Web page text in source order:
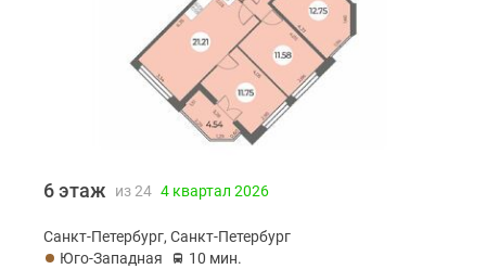
6 этаж из 24 4 квартал 2026
Санкт-Петербург, Санкт-Петербург
Юго-Западная
10 мин.